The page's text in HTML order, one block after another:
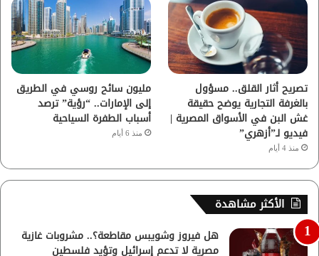
تصريح أثار القلق.. مسؤول
بالغرفة التجارية يوضح حقيقة
غش البن في الأسواق المصرية |
فيديو لـ”أزهري”
منذ 4 أيام
مليون سائح روسي في الطريق
إلى الإمارات.. “رؤية” ترصد
أسباب الطفرة السياحية
منذ 6 أيام
الأكثر مشاهدة
هل فيروز وشويبس مقاطعة؟.. مشروبات غازية
مصرية لا تدعم إسرائيل وتؤيد فلسطين